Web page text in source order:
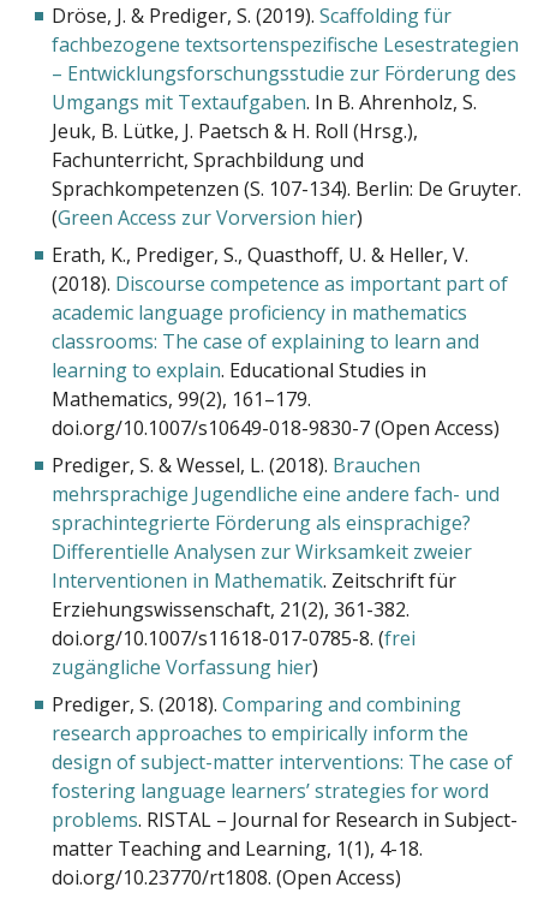
Dröse, J. & Prediger, S. (2019).Scaffolding für
fachbezogene textsortenspezifische Lesestrategien
– Entwicklungsforschungsstudie zur Förderung des
Umgangs mit Textaufgaben. In B. Ahrenholz, S.
Jeuk, B. Lütke, J. Paetsch & H. Roll (Hrsg.),
Fachunterricht, Sprachbildung und
Sprachkompetenzen (S. 107-134). Berlin: De Gruyter.
(Green Access zur Vorversion hier)
Erath, K., Prediger, S., Quasthoff, U. & Heller, V.
(2018). Discourse competence as important part of
academic language proficiency in mathematics
classrooms: The case of explaining to learn and
learning to explain. Educational Studies in
Mathematics, 99(2), 161–179.
doi.org/10.1007/s10649-018-9830-7 (Open Access)
Prediger, S. & Wessel, L. (2018). Brauchen
mehrsprachige Jugendliche eine andere fach- und
sprachintegrierte Förderung als einsprachige?
Differentielle Analysen zur Wirksamkeit zweier
Interventionen in Mathematik. Zeitschrift für
Erziehungswissenschaft, 21(2), 361-382.
doi.org/10.1007/s11618-017-0785-8. (frei
zugängliche Vorfassung hier)
Prediger, S. (2018).Comparing and combining
research approaches to empirically inform the
design of subject-matter interventions: The case of
fostering language learners’ strategies for word
problems. RISTAL – Journal for Research in Subject-
matter Teaching and Learning, 1(1), 4-18.
doi.org/10.23770/rt1808. (Open Access)